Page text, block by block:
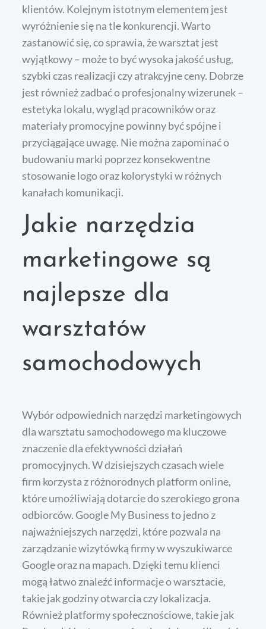
klientów. Kolejnym istotnym elementem jest
wyróżnienie się na tle konkurencji. Warto
zastanowić się, co sprawia, że warsztat jest
wyjątkowy – może to być wysoka jakość usług,
szybki czas realizacji czy atrakcyjne ceny. Dobrze
jest również zadbać o profesjonalny wizerunek –
estetyka lokalu, wygląd pracowników oraz
materiały promocyjne powinny być spójne i
przyciągające uwagę. Nie można zapominać o
budowaniu marki poprzez konsekwentne
stosowanie logo oraz kolorystyki w różnych
kanałach komunikacji.
Jakie narzędzia
marketingowe są
najlepsze dla
warsztatów
samochodowych
Wybór odpowiednich narzędzi marketingowych
dla warsztatu samochodowego ma kluczowe
znaczenie dla efektywności działań
promocyjnych. W dzisiejszych czasach wiele
firm korzysta z różnorodnych platform online,
które umożliwiają dotarcie do szerokiego grona
odbiorców. Google My Business to jedno z
najważniejszych narzędzi, które pozwala na
zarządzanie wizytówką firmy w wyszukiwarce
Google oraz na mapach. Dzięki temu klienci
mogą łatwo znaleźć informacje o warsztacie,
takie jak godziny otwarcia czy lokalizacja.
Również platformy społecznościowe, takie jak